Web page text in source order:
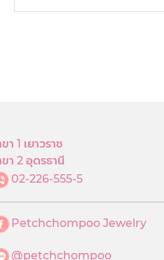
า 1 เยาวราช
ขา 2 อุดรธานี
02-226-555-5
Petchchompoo Jewelry
@petchchompoo